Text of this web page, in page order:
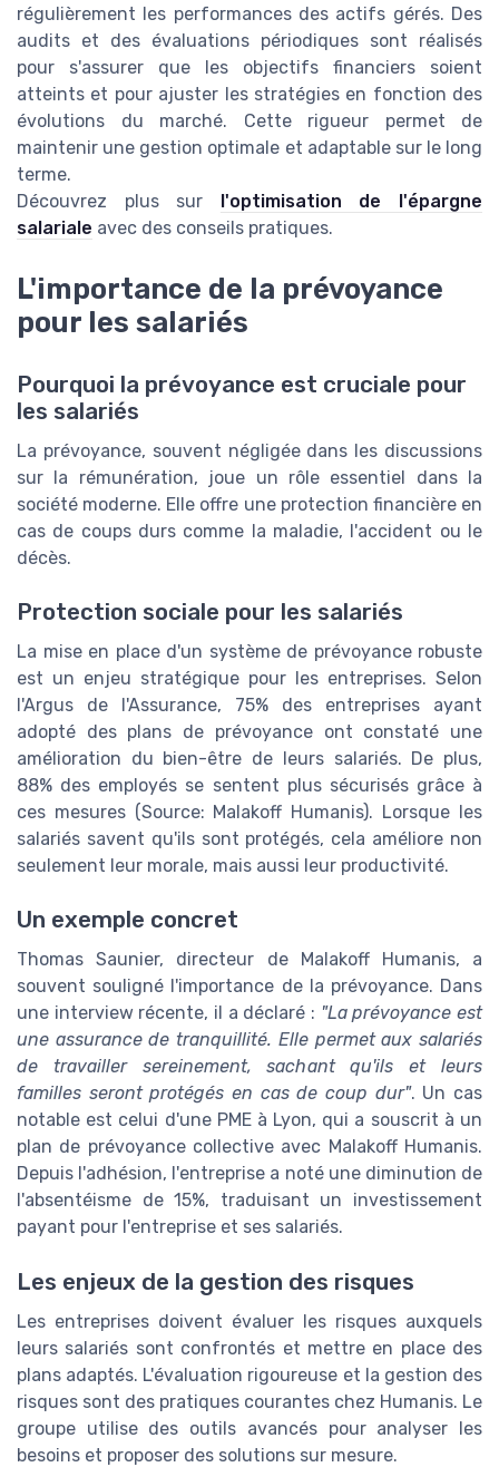
régulièrement les performances des actifs gérés. Des
audits et des évaluations périodiques sont réalisés
pour s'assurer que les objectifs financiers soient
atteints et pour ajuster les stratégies en fonction des
évolutions du marché. Cette rigueur permet de
maintenir une gestion optimale et adaptable sur le long
terme.
Découvrez plus sur
l'optimisation de l'épargne
salariale avec des conseils pratiques.
L'importance de la prévoyance
pour les salariés
Pourquoi la prévoyance est cruciale pour
les salariés
La prévoyance, souvent négligée dans les discussions
sur la rémunération, joue un rôle essentiel dans la
société moderne. Elle offre une protection financière en
cas de coups durs comme la maladie, l'accident ou le
décès.
Protection sociale pour les salariés
La mise en place d'un système de prévoyance robuste
est un enjeu stratégique pour les entreprises. Selon
l'Argus de l'Assurance, 75% des entreprises ayant
adopté des plans de prévoyance ont constaté une
amélioration du bien-être de leurs salariés. De plus,
88% des employés se sentent plus sécurisés grâce à
ces mesures (Source: Malakoff Humanis). Lorsque les
salariés savent qu'ils sont protégés, cela améliore non
seulement leur morale, mais aussi leur productivité.
Un exemple concret
Thomas Saunier, directeur de Malakoff Humanis, a
souvent souligné l'importance de la prévoyance. Dans
une interview récente, il a déclaré : "La prévoyance est
une assurance de tranquillité. Elle permet aux salariés
de travailler sereinement, sachant qu'ils et leurs
familles seront protégés en cas de coup dur". Un cas
notable est celui d'une PME à Lyon, qui a souscrit à un
plan de prévoyance collective avec Malakoff Humanis.
Depuis l'adhésion, l'entreprise a noté une diminution de
l'absentéisme de 15%, traduisant un investissement
payant pour l'entreprise et ses salariés.
Les enjeux de la gestion des risques
Les entreprises doivent évaluer les risques auxquels
leurs salariés sont confrontés et mettre en place des
plans adaptés. L'évaluation rigoureuse et la gestion des
risques sont des pratiques courantes chez Humanis. Le
groupe utilise des outils avancés pour analyser les
besoins et proposer des solutions sur mesure.